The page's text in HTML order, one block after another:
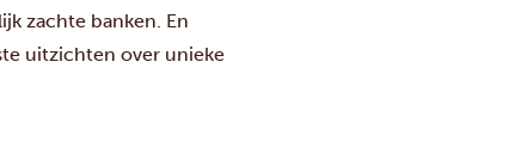
zachte banken. En
uitzichten over unieke